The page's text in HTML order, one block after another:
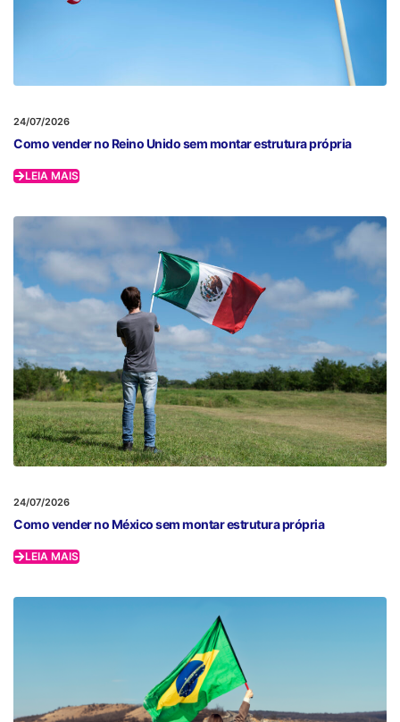
24/07/2026
Como vender no Reino Unido sem montar estrutura própria
LEIA MAIS
24/07/2026
Como vender no México sem montar estrutura própria
LEIA MAIS